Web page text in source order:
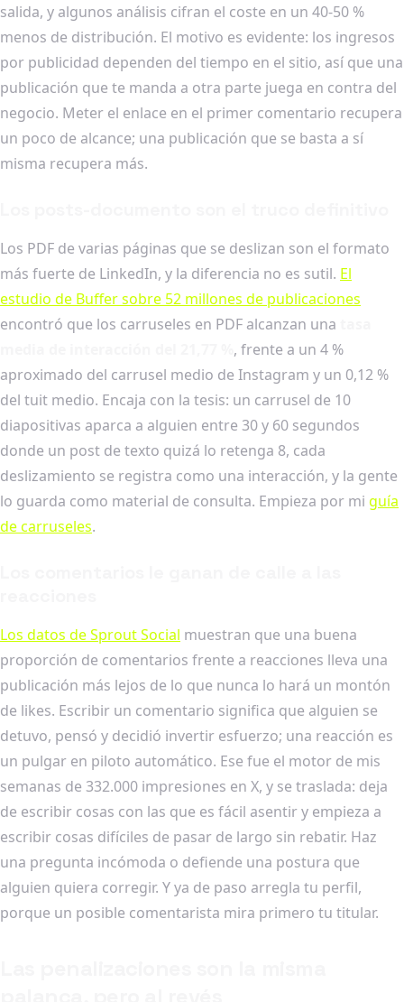
salida, y algunos análisis cifran el coste en un 40-50 %
menos de distribución. El motivo es evidente: los ingresos
por publicidad dependen del tiempo en el sitio, así que una
publicación que te manda a otra parte juega en contra del
negocio. Meter el enlace en el primer comentario recupera
un poco de alcance; una publicación que se basta a sí
misma recupera más.
Los PDF de varias páginas que se deslizan son el formato
más fuerte de LinkedIn, y la diferencia no es sutil. El
estudio de Buffer sobre 52 millones de publicaciones
encontró que los carruseles en PDF alcanzan una
, frente a un 4 %
aproximado del carrusel medio de Instagram y un 0,12 %
del tuit medio. Encaja con la tesis: un carrusel de 10
diapositivas aparca a alguien entre 30 y 60 segundos
donde un post de texto quizá lo retenga 8, cada
deslizamiento se registra como una interacción, y la gente
lo guarda como material de consulta. Empieza por mi guía
de carruseles.
Los datos de Sprout Social muestran que una buena
proporción de comentarios frente a reacciones lleva una
publicación más lejos de lo que nunca lo hará un montón
de likes. Escribir un comentario significa que alguien se
detuvo, pensó y decidió invertir esfuerzo; una reacción es
un pulgar en piloto automático. Ese fue el motor de mis
semanas de 332.000 impresiones en X, y se traslada: deja
de escribir cosas con las que es fácil asentir y empieza a
escribir cosas difíciles de pasar de largo sin rebatir. Haz
una pregunta incómoda o defiende una postura que
alguien quiera corregir. Y ya de paso arregla tu perfil,
porque un posible comentarista mira primero tu titular.